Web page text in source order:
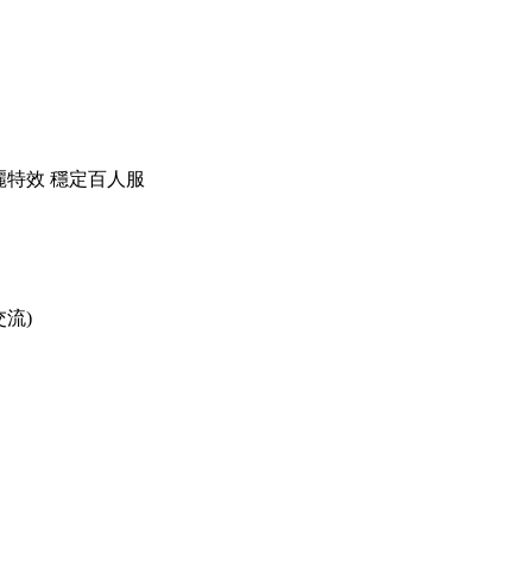
特效 穩定百人服
流)